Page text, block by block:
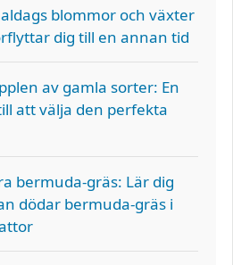
blommor och växter
dig till en annan tid
av gamla sorter: En
att välja den perfekta
bermuda-gräs: Lär dig
dödar bermuda-gräs i